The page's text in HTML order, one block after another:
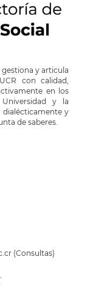
y articula
con calidad,
en los
y la
dialécticamente y
de saberes.
(Consultas)